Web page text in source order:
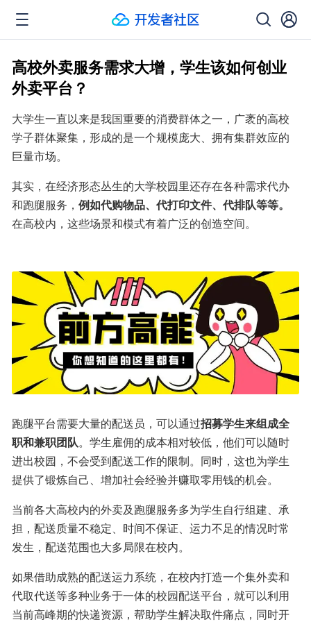
高校外卖服务需求大增，学生该如何创业
外卖平台？
大学生一直以来是我国重要的消费群体之一，广袤的高校
学子群体聚集，形成的是一个规模庞大、拥有集群效应的
巨量市场。
其实，在经济形态丛生的大学校园里还存在各种需求代办
和跑腿服务， 例如代购物品、代打印文件、代排队等等。
在高校内，这些场景和模式有着广泛的创造空间。
跑腿平台需要大量的配送员，可以通过招募学生来组成全
职和兼职团队。学生雇佣的成本相对较低，他们可以随时
进出校园，不会受到配送工作的限制。同时，这也为学生
提供了锻炼自己、增加社会经验并赚取零用钱的机会。
当前各大高校内的外卖及跑腿服务多为学生自行组建、承
担，配送质量不稳定、时间不保证、运力不足的情况时常
发生，配送范围也大多局限在校内。
如果借助成熟的配送运力系统，在校内打造一个集外卖和
代取代送等多种业务于一体的校园配送平台，就可以利用
当前高峰期的快递资源，帮助学生解决取件痛点，同时开